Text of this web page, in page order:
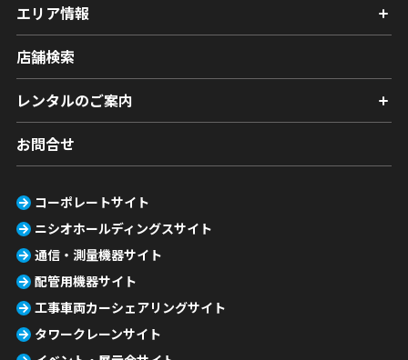
エリア情報
店舗検索
レンタルのご案内
お問合せ
コーポレートサイト
ニシオホールディングスサイト
通信・測量機器サイト
配管用機器サイト
工事車両カーシェアリングサイト
タワークレーンサイト